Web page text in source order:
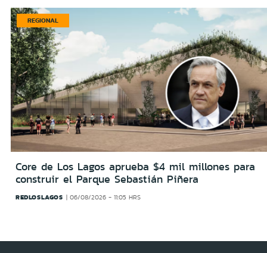
REGIONAL
Core de Los Lagos aprueba $4 mil millones para
construir el Parque Sebastián Piñera
REDLOSLAGOS 06/08/2026 - 11:05 HRS